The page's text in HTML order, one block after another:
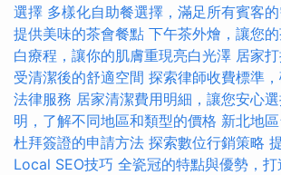
選擇 多樣化自助餐選擇，滿足所有賓客
提供美味的茶會餐點 下午茶外燴，讓您
白療程，讓你的肌膚重現亮白光澤 居家
受清潔後的舒適空間 探索律師收費標準
法律服務 居家清潔費用明細，讓您安心
明，了解不同地區和類型的價格 新北地
杜拜簽證的申請方法 探索數位行銷策略
Local SEO技巧 全瓷冠的特點與優勢，